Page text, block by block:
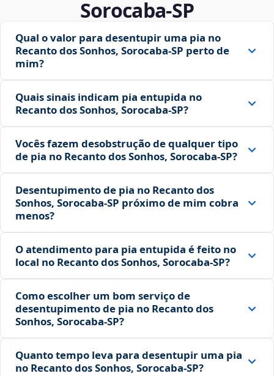
Sorocaba‑SP
Qual o valor para desentupir uma pia no
Recanto dos Sonhos, Sorocaba‑SP perto de
mim?
Quais sinais indicam pia entupida no
Recanto dos Sonhos, Sorocaba‑SP?
Vocês fazem desobstrução de qualquer tipo
de pia no Recanto dos Sonhos, Sorocaba‑SP?
Desentupimento de pia no Recanto dos
Sonhos, Sorocaba‑SP próximo de mim cobra
menos?
O atendimento para pia entupida é feito no
local no Recanto dos Sonhos, Sorocaba‑SP?
Como escolher um bom serviço de
desentupimento de pia no Recanto dos
Sonhos, Sorocaba‑SP?
Quanto tempo leva para desentupir uma pia
no Recanto dos Sonhos, Sorocaba‑SP?